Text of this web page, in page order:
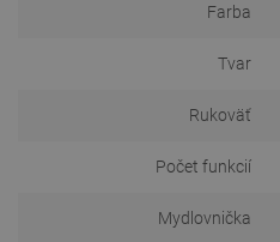
Farba
Tvar
Rukoväť
Počet funkcií
Mydlovnička